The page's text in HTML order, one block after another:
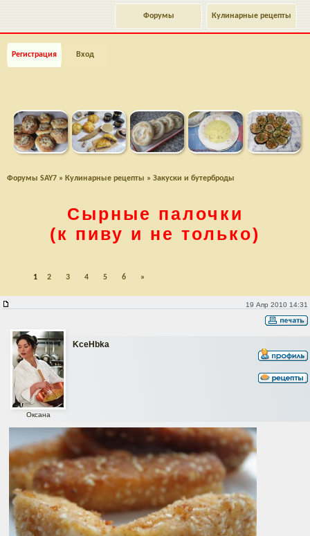
Кулинарные рецепты
Форумы
Регистрация Вход
Форумы SAY7 » Кулинарные рецепты » Закуски и бутерброды
Cырные палочки
(к пиву и не только)
1 2 3 4 5 6 »
19 Апр 2010 14:31
KceHbka
Оксана